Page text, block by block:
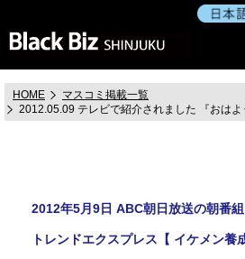
HOME
マスコミ掲載一覧
2012.05.09 テレビで紹介されました 『おはよ
2012年5月9日 ABC朝日放送の朝番組
トレンドエクスプレス【 イケメン養